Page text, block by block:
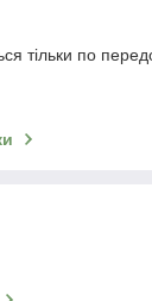
тільки по